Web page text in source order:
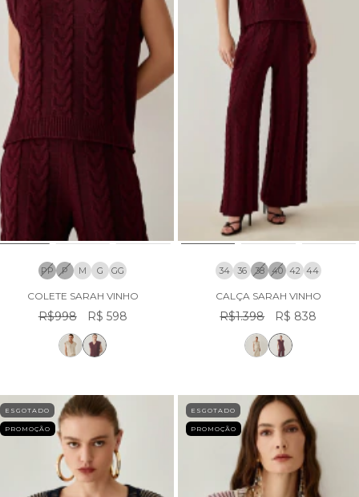
PP P M G GG
COLETE SARAH VINHO
R$998 R$ 598
34 36 38 40 42 44
CALÇA SARAH VINHO
R$1.398 R$ 838
ESGOTADO
PROMOÇÃO
ESGOTADO
PROMOÇÃO